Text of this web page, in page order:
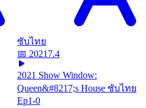
ซับไทย
📅 20217.4
2021 Show Window:
Queen&#8217;s House ซับไทย
Ep1-0